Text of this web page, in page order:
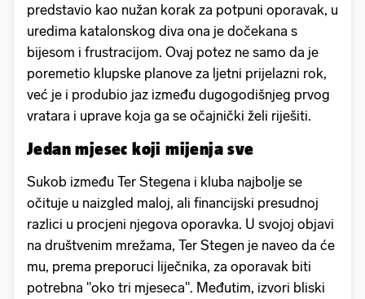
predstavio kao nužan korak za potpuni oporavak, u
uredima katalonskog diva ona je dočekana s
bijesom i frustracijom. Ovaj potez ne samo da je
poremetio klupske planove za ljetni prijelazni rok,
već je i produbio jaz između dugogodišnjeg prvog
vratara i uprave koja ga se očajnički želi riješiti.
Jedan mjesec koji mijenja sve
Sukob između Ter Stegena i kluba najbolje se
očituje u naizgled maloj, ali financijski presudnoj
razlici u procjeni njegova oporavka. U svojoj objavi
na društvenim mrežama, Ter Stegen je naveo da će
mu, prema preporuci liječnika, za oporavak biti
potrebna "oko tri mjeseca". Međutim, izvori bliski